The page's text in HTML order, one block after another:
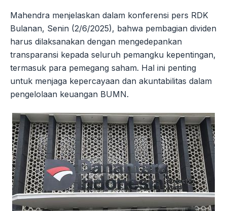
Mahendra menjelaskan dalam konferensi pers RDK
Bulanan, Senin (2/6/2025), bahwa pembagian dividen
harus dilaksanakan dengan mengedepankan
transparansi kepada seluruh pemangku kepentingan,
termasuk para pemegang saham. Hal ini penting
untuk menjaga kepercayaan dan akuntabilitas dalam
pengelolaan keuangan BUMN.